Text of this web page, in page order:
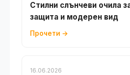
Стилни слънчеви очила
защита и модерен вид
Прочети →
16.06.2026